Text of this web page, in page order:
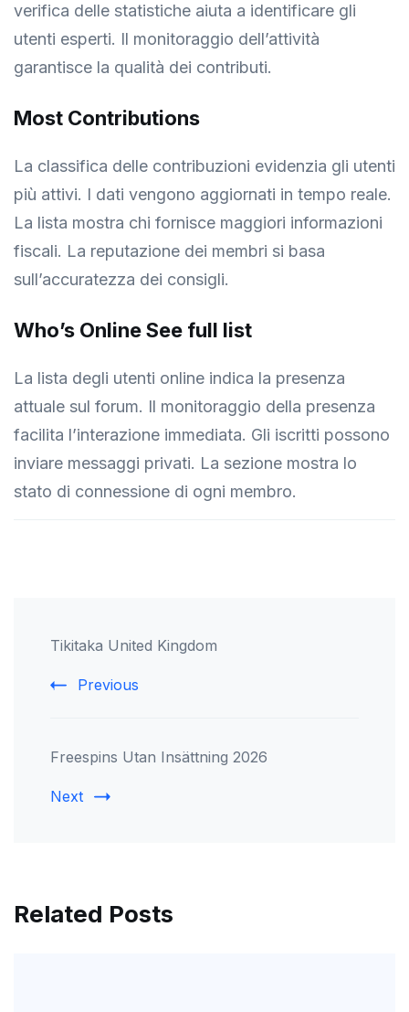
verifica delle statistiche aiuta a identificare gli
utenti esperti. Il monitoraggio dell’attività
garantisce la qualità dei contributi.
Most Contributions
La classifica delle contribuzioni evidenzia gli utenti
più attivi. I dati vengono aggiornati in tempo reale.
La lista mostra chi fornisce maggiori informazioni
fiscali. La reputazione dei membri si basa
sull’accuratezza dei consigli.
Who’s Online See full list
La lista degli utenti online indica la presenza
attuale sul forum. Il monitoraggio della presenza
facilita l’interazione immediata. Gli iscritti possono
inviare messaggi privati. La sezione mostra lo
stato di connessione di ogni membro.
Navigation
Tikitaka United Kingdom
Previous
Freespins Utan Insättning 2026
Next
Related Posts